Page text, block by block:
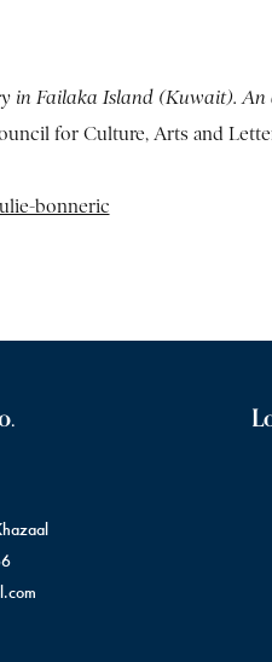
in Failaka Island (Kuwait).
for Culture, Arts and
bonneric